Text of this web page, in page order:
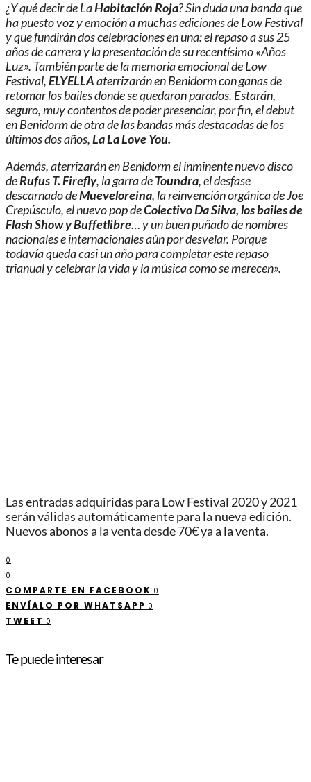
¿Y qué decir de LaHabitación Roja? Sin duda una banda que
ha puesto voz y emoción a muchas ediciones de Low Festival
y que fundirán dos celebraciones en una: el repaso a sus 25
años de carrera y la presentación de su recentísimo «Años
Luz». También parte de la memoria emocional de Low
Festival,ELYELLAaterrizarán en Benidorm con ganas de
retomar los bailes donde se quedaron parados. Estarán,
seguro, muy contentos de poder presenciar, por fin, el debut
en Benidorm de otra de las bandas más destacadas de los
últimos dos años,La La Love You.
Además, aterrizarán en Benidorm el inminente nuevo disco
deRufus T. Firefly, la garra deToundra, el desfase
descarnado deMueveloreina, la reinvención orgánica de Joe
Crepúsculo, el nuevo pop deColectivo Da Silva, los bailes de
Flash Show y Buffetlibre… y un buen puñado de nombres
nacionales e internacionales aún por desvelar. Porque
todavía queda casi un año para completar este repaso
trianual y celebrar la vida y la música como se merecen».
Las entradas adquiridas para Low Festival 2020 y 2021
serán válidas automáticamente para la nueva edición.
Nuevos abonos a la venta desde 70€ ya a la venta.
0
0
COMPARTE EN FACEBOOK 0
ENVÍALO POR WHATSAPP 0
TWEET 0
Te puede interesar